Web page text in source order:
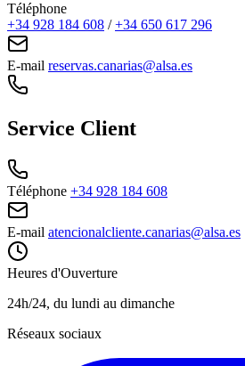
Téléphone
+34 928 184 608 / +34 650 617 296
E-mail reservas.canarias@alsa.es
Service Client
Téléphone +34 928 184 608
E-mail atencionalcliente.canarias@alsa.es
Heures d'Ouverture
24h/24, du lundi au dimanche
Réseaux sociaux